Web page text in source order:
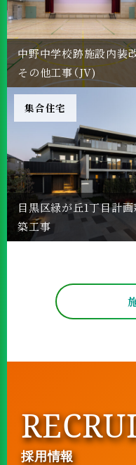
中野中学校跡施設内装
その他工事（JV)
集合住宅
目黒区緑が丘1丁目計
築工事
採用情報